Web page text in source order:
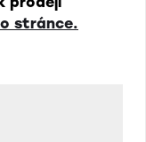
stránce.